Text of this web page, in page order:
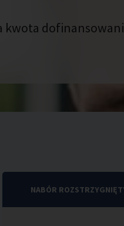
kwota
NABÓR